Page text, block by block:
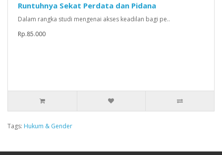
Runtuhnya Sekat Perdata dan Pidana
Dalam rangka studi mengenai akses keadilan bagi pe..
Rp.85.000
Tags: Hukum & Gender